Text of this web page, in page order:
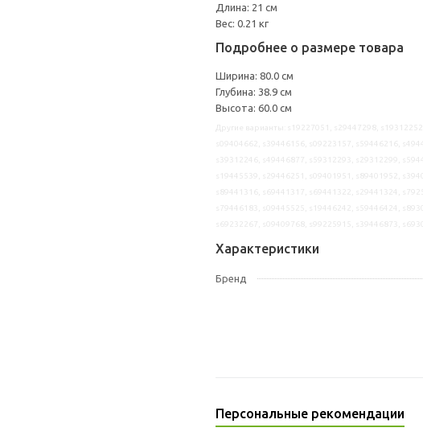
Длина: 21 см
Вес: 0.21 кг
Подробнее о размере товара
Ширина: 80.0 см
Глубина: 38.9 см
Высота: 60.0 см
Характеристики
Бренд
Персональные рекомендации